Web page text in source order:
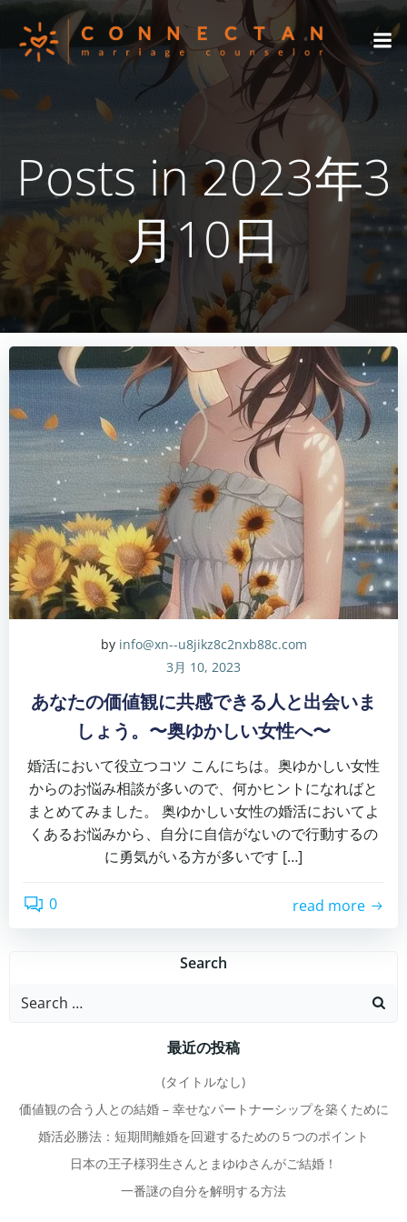
ン
テ
ン
キ
ッ
Posts in 2023年3
月10日
by info@xn--u8jikz8c2nxb88c.com
3月 10, 2023
あなたの価値観に共感できる人と出会いま
しょう。〜奥ゆかしい女性へ〜
婚活において役立つコツ こんにちは。奥ゆかしい女性
からのお悩み相談が多いので、何かヒントになればと
まとめてみました。 奥ゆかしい女性の婚活においてよ
くあるお悩みから、自分に自信がないので行動するの
に勇気がいる方が多いです […]
0 read more
Search
Search
最近の投稿
(タイトルなし)
価値観の合う人との結婚 – 幸せなパートナーシップを築くために
婚活必勝法：短期間離婚を回避するための５つのポイント
日本の王子様羽生さんとまゆゆさんがご結婚！
一番謎の自分を解明する方法